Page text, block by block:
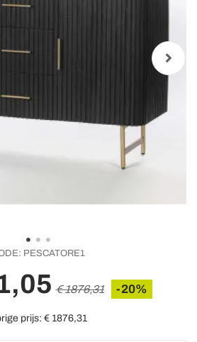
PESCATORE1
€ 1876,31 -20%
prijs: € 1876,31